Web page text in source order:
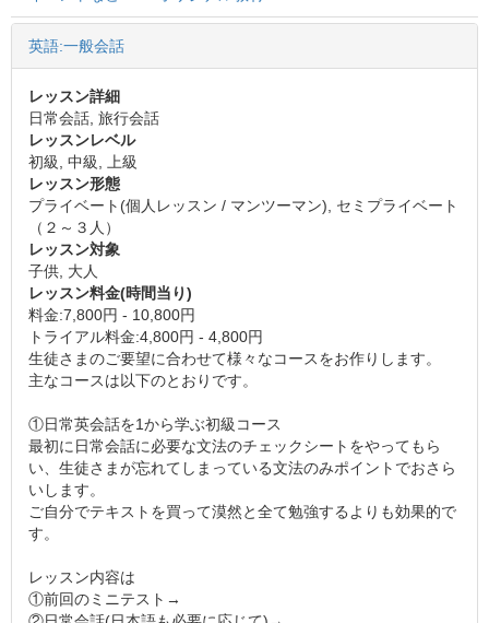
英語:一般会話
レッスン詳細
日常会話, 旅行会話
レッスンレベル
初級, 中級, 上級
レッスン形態
プライベート(個人レッスン / マンツーマン), セミプライベート
（２～３人）
レッスン対象
子供, 大人
レッスン料金(時間当り)
料金:7,800円 - 10,800円
トライアル料金:4,800円 - 4,800円
生徒さまのご要望に合わせて様々なコースをお作りします。
主なコースは以下のとおりです。
①日常英会話を1から学ぶ初級コース
最初に日常会話に必要な文法のチェックシートをやってもら
い、生徒さまが忘れてしまっている文法のみポイントでおさら
いします。
ご自分でテキストを買って漠然と全て勉強するよりも効果的で
す。
レッスン内容は
①前回のミニテスト→